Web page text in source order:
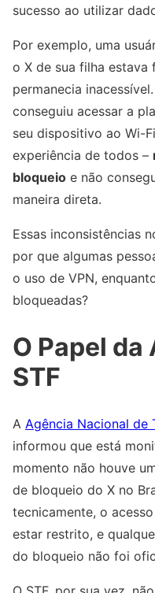
sucesso ao utilizar
Por exemplo, uma
o X de sua filha estava
permanecia
conseguiu acessar a
seu dispositivo ao Wi-
experiência de todos –
bloqueio e não
maneira direta.
Essas inconsistências
por que algumas
o uso de VPN,
bloqueadas?
O Papel da
STF
A Agência Nacional de
informou que está
momento não houve
de bloqueio do X no
tecnicamente, o
estar restrito, e
do bloqueio não foi